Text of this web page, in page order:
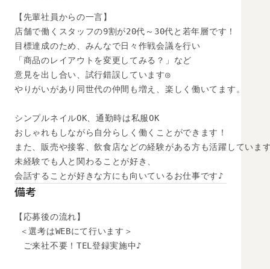
【先輩社員からの一言】
店舗で働くスタッフの9割が20代～30代と若年層です！
目標達成のため、みんなで日々作戦会議を行い
「商品のレイアウトを変更してみる？」など
意見を出し合い、試行錯誤しています◎
やりがいがあり同世代の仲間も増え、楽しく働いてます。
シンプルネイルOK、通勤時は私服OK
おしゃれもしながら自分らしく働くことができます！
また、販売や接客、飲食店などの経験がある方も活躍していま
未経験でも人と関わることが好き、
会話することが好きな方にも向いているお仕事です♪
備考
【応募後の流れ】
＜選考はWEBにて行います＞
ご来社不要！TEL登録実施中♪